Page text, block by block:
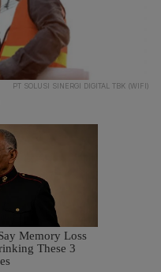
PT SOLUSI SINERGI DIGITAL TBK (WIFI)